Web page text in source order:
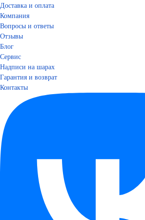
Доставка и оплата
Компания
Вопросы и ответы
Отзывы
Блог
Сервис
Надписи на шарах
Гарантия и возврат
Контакты